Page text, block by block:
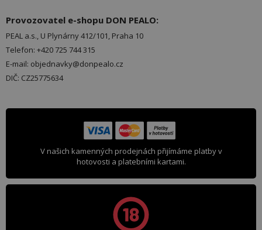
Provozovatel e-shopu DON PEALO:
PEAL a.s., U Plynárny 412/101, Praha 10
Telefon: +420 725 744 315
E-mail: objednavky@donpealo.cz
DIČ: CZ25775634
V našich kamenných prodejnách přijímáme platby v
hotovosti a platebními kartami.